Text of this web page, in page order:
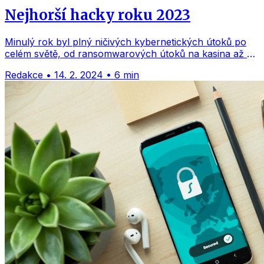
Nejhorší hacky roku 2023
Minulý rok byl plný ničivých kybernetických útoků po
celém světě, od ransomwarových útoků na kasina až po
Redakce • 14. 2. 2024 • 6 min